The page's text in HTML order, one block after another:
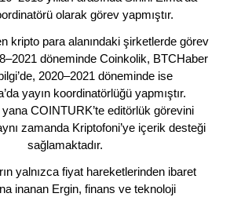
olarak görev yapmıştır.
kripto para alanındaki şirketlerde görev
döneminde Coinkolik, BTCHaber
2020–2021 döneminde ise
yayın koordinatörlüğü yapmıştır.
yana COINTURK’te editörlük görevini
zamanda Kriptofoni’ye içerik desteği
sağlamaktadır.
yalnızca fiyat hareketlerinden ibaret
inanan Ergin, finans ve teknoloji